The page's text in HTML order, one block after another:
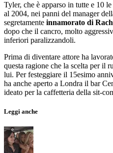
Tyler, che è apparso in tutte e 10
al 2004, nei panni del manager
segretamente innamorato di
dopo che il cancro, molto
inferiori paralizzandoli.
Prima di diventare attore ha
questa ragione che la scelta per il
lui. Per festeggiare il 15esimo
ha anche aperto a Londra il bar
ideato per la caffetteria della sit-
Leggi anche